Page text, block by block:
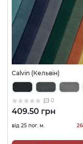
Calvin (Кельвін)
0
409.50 грн
від 25 пог. м.